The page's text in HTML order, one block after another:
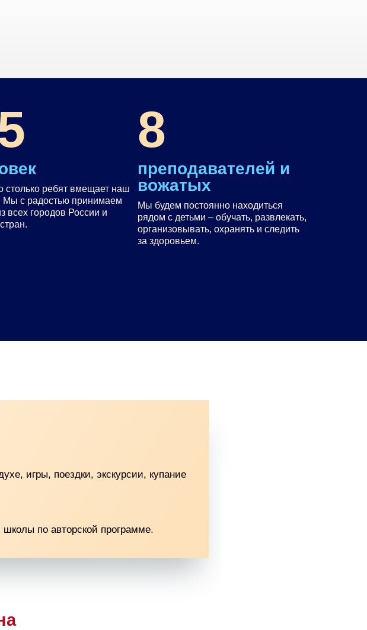
столько ребят вмещает наш
Мы с радостью принимаем
всех городов России и
8
преподавателей и
вожатых
Мы будем постоянно находиться
рядом с детьми – обучать, развлекать,
организовывать, охранять и следить
за здоровьем.
игры, поездки, экскурсии, купание
по авторской программе.